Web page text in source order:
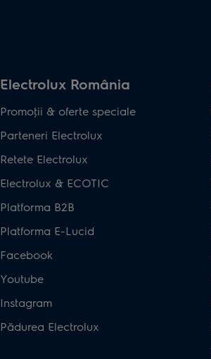
Electrolux România
Promoţii & oferte speciale
Parteneri Electrolux
Retete Electrolux
Electrolux & ECOTIC
Platforma B2B
Platforma E-Lucid
Facebook
Youtube
Instagram
Pădurea Electrolux